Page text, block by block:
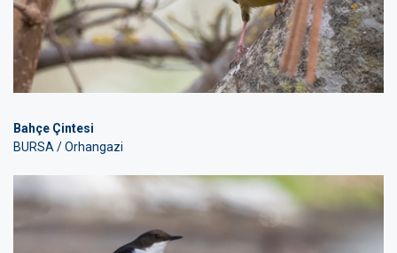
Bahçe Çintesi
BURSA / Orhangazi